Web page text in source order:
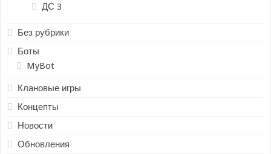
ДС 3
Без рубрики
Боты
MyBot
Клановые игры
Концепты
Новости
Обновления